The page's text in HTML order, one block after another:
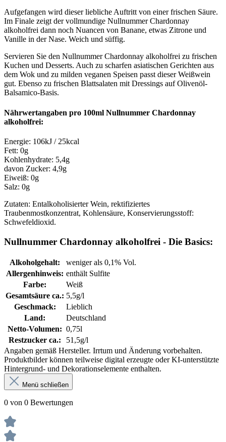
Aufgefangen wird dieser liebliche Auftritt von einer frischen Säure.
Im Finale zeigt der vollmundige Nullnummer Chardonnay
alkoholfrei dann noch Nuancen von Banane, etwas Zitrone und
Vanille in der Nase. Weich und süffig.
Servieren Sie den Nullnummer Chardonnay alkoholfrei zu frischen
Kuchen und Desserts. Auch zu scharfen asiatischen Gerichten aus
dem Wok und zu milden veganen Speisen passt dieser Weißwein
gut. Ebenso zu frischen Blattsalaten mit Dressings auf Olivenöl-
Balsamico-Basis.
Nährwertangaben pro 100ml Nullnummer Chardonnay
alkoholfrei:
Energie: 106kJ / 25kcal
Fett: 0g
Kohlenhydrate: 5,4g
davon Zucker: 4,9g
Eiweiß: 0g
Salz: 0g
Zutaten: Entalkoholisierter Wein, rektifiziertes
Traubenmostkonzentrat, Kohlensäure, Konservierungsstoff:
Schwefeldioxid.
Nullnummer Chardonnay alkoholfrei - Die Basics:
Alkoholgehalt:
weniger als 0,1% Vol.
Allergenhinweis: enthält Sulfite
Farbe:
Weiß
Gesamtsäure ca.: 5,5g/l
Geschmack:
Lieblich
Land:
Deutschland
Netto-Volumen: 0,75l
Restzucker ca.:
51,5g/l
Angaben gemäß Hersteller. Irrtum und Änderung vorbehalten.
Produktbilder können teilweise digital erzeugte oder KI-unterstützte
Hintergrund- und Dekorationselemente enthalten.
Menü schließen
0 von 0 Bewertungen